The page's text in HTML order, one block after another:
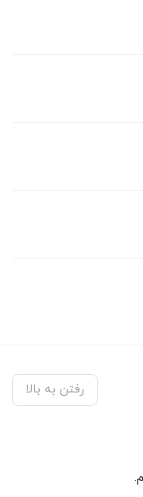
رفتن به بالا